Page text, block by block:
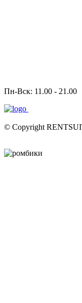
Пн-Вск: 11.00 - 21.00
© Copyright